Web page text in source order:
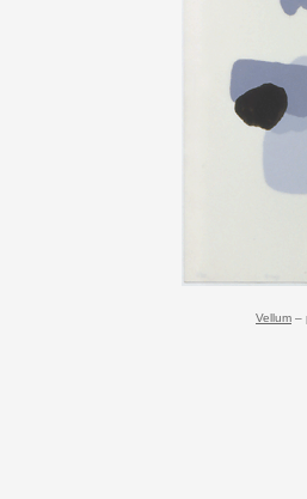
Vellum –